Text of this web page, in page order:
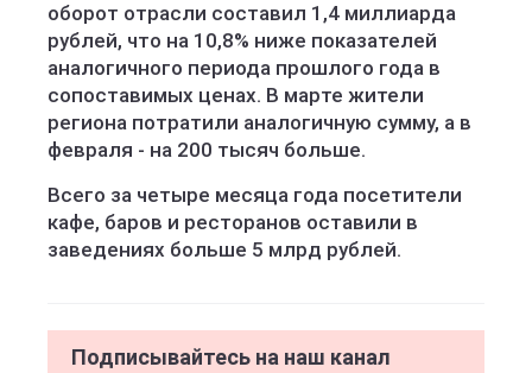
оборот отрасли составил 1,4 миллиарда
рублей, что на 10,8% ниже показателей
аналогичного периода прошлого года в
сопоставимых ценах. В марте жители
региона потратили аналогичную сумму, а в
февраля - на 200 тысяч больше.
Всего за четыре месяца года посетители
кафе, баров и ресторанов оставили в
заведениях больше 5 млрд рублей.
Подписывайтесь на наш канал